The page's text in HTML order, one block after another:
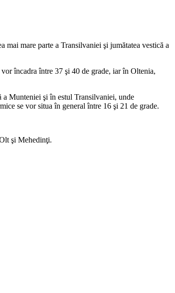
mare parte a Transilvaniei şi jumătatea vestică a
încadra între 37 şi 40 de grade, iar în Oltenia,
a Munteniei şi în estul Transilvaniei, unde
se vor situa în general între 16 şi 21 de grade.
şi Mehedinţi.